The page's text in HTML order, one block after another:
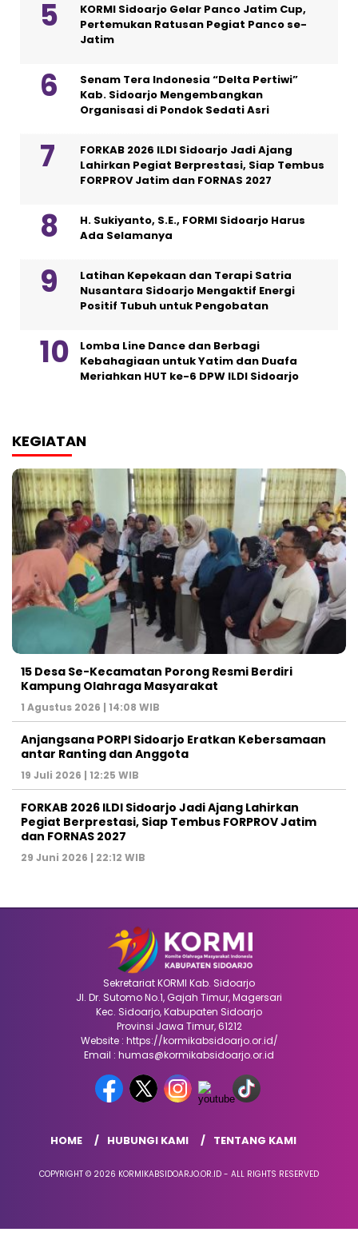
KORMI Sidoarjo Gelar Panco Jatim Cup,
Pertemukan Ratusan Pegiat Panco se-
Jatim
Senam Tera Indonesia “Delta Pertiwi”
Kab. Sidoarjo Mengembangkan
Organisasi di Pondok Sedati Asri
FORKAB 2026 ILDI Sidoarjo Jadi Ajang
Lahirkan Pegiat Berprestasi, Siap Tembus
FORPROV Jatim dan FORNAS 2027
H. Sukiyanto, S.E., FORMI Sidoarjo Harus
Ada Selamanya
Latihan Kepekaan dan Terapi Satria
Nusantara Sidoarjo Mengaktif Energi
Positif Tubuh untuk Pengobatan
Lomba Line Dance dan Berbagi
Kebahagiaan untuk Yatim dan Duafa
Meriahkan HUT ke-6 DPW ILDI Sidoarjo
KEGIATAN
15 Desa Se-Kecamatan Porong Resmi Berdiri
Kampung Olahraga Masyarakat
1 Agustus 2026 | 14:08 WIB
Anjangsana PORPI Sidoarjo Eratkan Kebersamaan
antar Ranting dan Anggota
19 Juli 2026 | 12:25 WIB
FORKAB 2026 ILDI Sidoarjo Jadi Ajang Lahirkan
Pegiat Berprestasi, Siap Tembus FORPROV Jatim
dan FORNAS 2027
29 Juni 2026 | 22:12 WIB
Sekretariat KORMI Kab. Sidoarjo
Jl. Dr. Sutomo No.1, Gajah Timur, Magersari
Kec. Sidoarjo, Kabupaten Sidoarjo
Provinsi Jawa Timur, 61212
Website : https://kormikabsidoarjo.or.id/
Email : humas@kormikabsidoarjo.or.id
HOME HUBUNGI KAMI TENTANG KAMI
COPYRIGHT © 2026 KORMIKABSIDOARJO.OR.ID - ALL RIGHTS RESERVED